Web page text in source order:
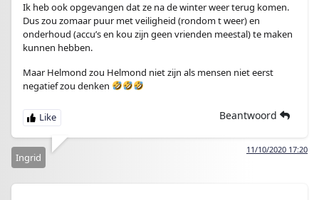
Ik heb ook opgevangen dat ze na de winter weer terug komen.
Dus zou zomaar puur met veiligheid (rondom t weer) en
onderhoud (accu’s en kou zijn geen vrienden meestal) te maken
kunnen hebben.
Maar Helmond zou Helmond niet zijn als mensen niet eerst
negatief zou denken
Beantwoord
11/10/2020 17:20
Ingrid